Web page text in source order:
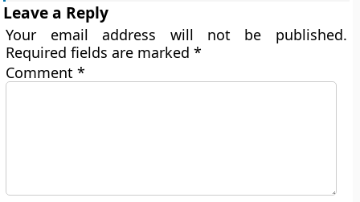
Leave a Reply
Your email address will not be published.
Required fields are marked*
Comment*